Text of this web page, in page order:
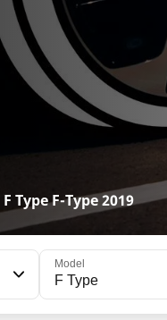
Type F-Type 2019
Model
F Type